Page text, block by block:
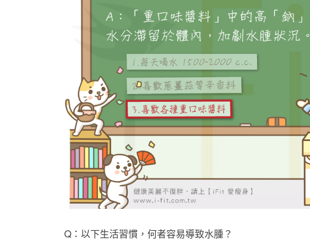
Q：以下生活習慣，何者容易導致水腫？